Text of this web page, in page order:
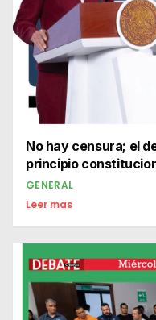
No hay censura; el
principio
GENERAL
Leer mas